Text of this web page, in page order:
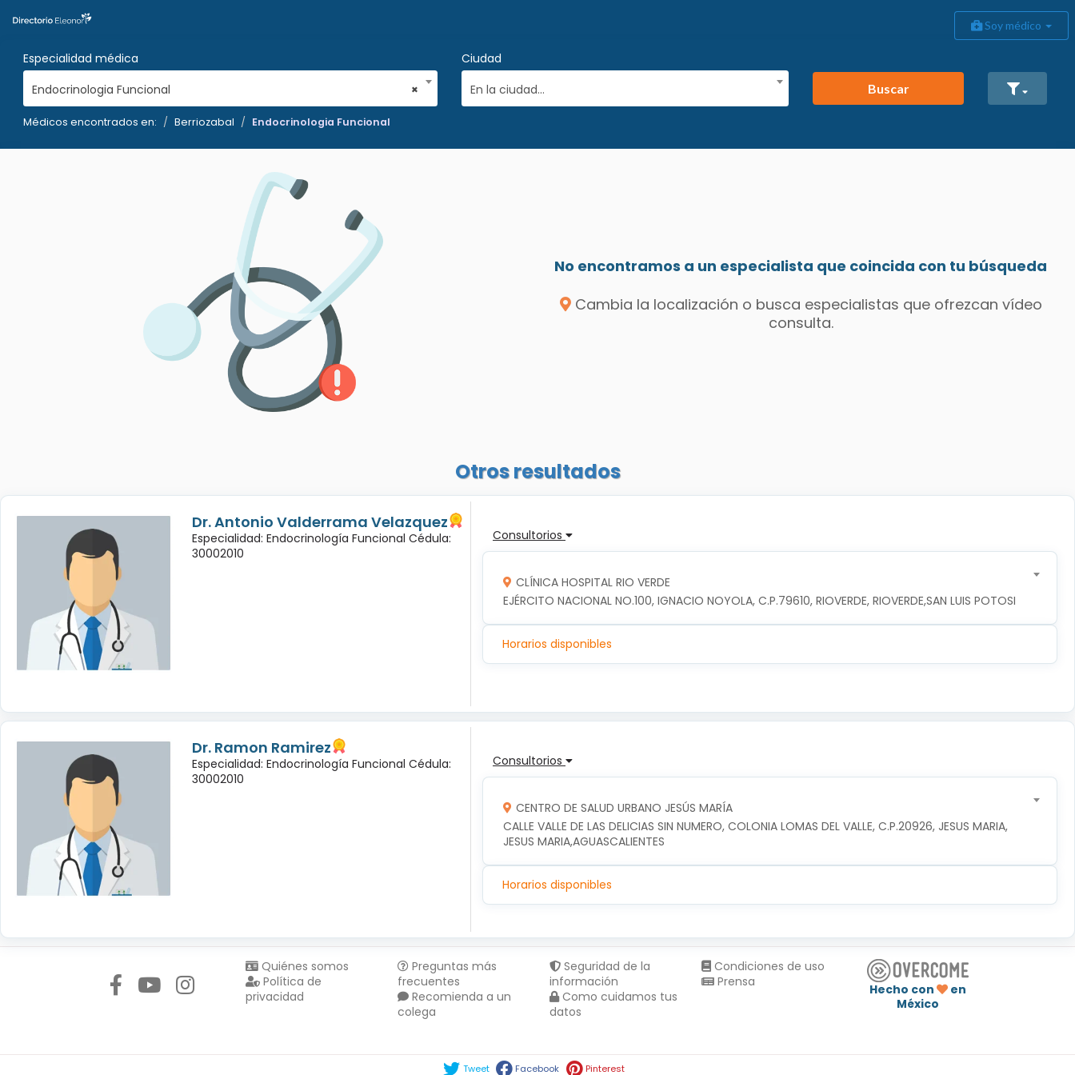
Soy médico
Especialidad médica
×
Endocrinologia Funcional
Ciudad
En la ciudad...
Buscar
Médicos encontrados en: Berriozabal Endocrinologia Funcional
No encontramos a un especialista que coincida con tu búsqueda
Cambia la localización o busca especialistas que ofrezcan vídeo
consulta.
Otros resultados
Dr. Antonio Valderrama Velazquez
Especialidad: Endocrinología Funcional Cédula:
30002010
Consultorios
CLÍNICA HOSPITAL RIO VERDE
EJÉRCITO NACIONAL NO.100, IGNACIO NOYOLA, C.P.79610, RIOVERDE, RIOVERDE,SAN LUIS POTOSI
Horarios disponibles
Dr. Ramon Ramirez
Especialidad: Endocrinología Funcional Cédula:
30002010
Consultorios
CENTRO DE SALUD URBANO JESÚS MARÍA
CALLE VALLE DE LAS DELICIAS SIN NUMERO, COLONIA LOMAS DEL VALLE, C.P.20926, JESUS MARIA,
JESUS MARIA,AGUASCALIENTES
Horarios disponibles
Quiénes somos
Política de
privacidad
Preguntas más
frecuentes
Recomienda a un
colega
Seguridad de la
información
Como cuidamos tus
datos
Condiciones de uso
Prensa
Hecho con
en
México
Tweet Facebook Pinterest